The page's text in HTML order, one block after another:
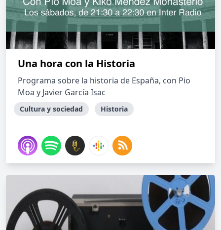
Una hora con la Historia
Programa sobre la historia de España, con Pio
Moa y Javier García Isac
Cultura y sociedad Historia